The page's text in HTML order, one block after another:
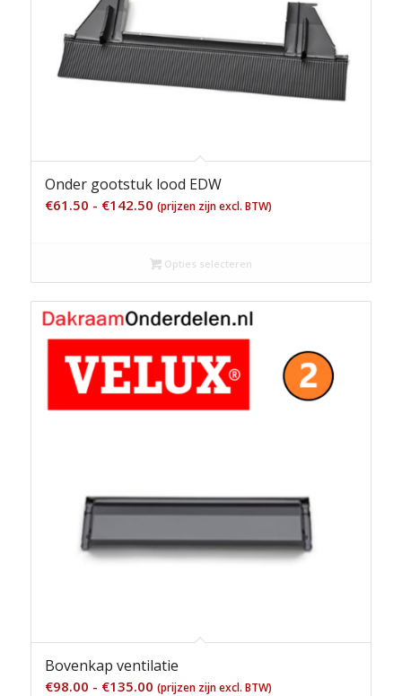
Onder gootstuk lood EDW
€61.50 - €142.50Prijsklasse:
€142.50
(prijzen zijn excl. BTW)
Opties selecteren
Bovenkap ventilatie
€98.00 - €135.00Prijsklasse:
(prijzen zijn excl. BTW)